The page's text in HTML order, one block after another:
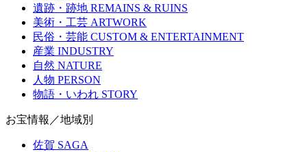
遺跡・跡地 REMAINS & RUINS
美術・工芸 ARTWORK
民俗・芸能 CUSTOM & ENTERTAINMENT
産業 INDUSTRY
自然 NATURE
人物 PERSON
物語・いわれ STORY
お宝情報／地域別
佐賀 SAGA